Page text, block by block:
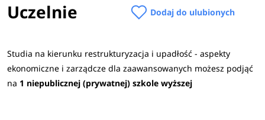
Uczelnie Dodaj do ulubionych
Studia na kierunku restrukturyzacja i upadłość - aspekty
ekonomiczne i zarządcze dla zaawansowanych możesz podjąć
na 1 niepublicznej (prywatnej) szkole wyższej